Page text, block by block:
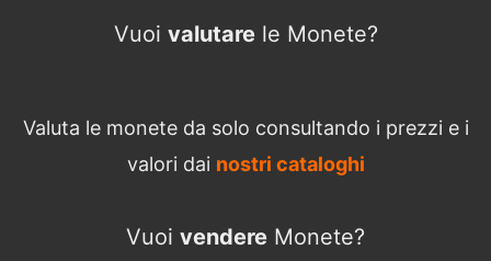
Vuoi valutarele Monete?
Valuta le monete da solo consultando i prezzi e i
valori dai nostri cataloghi
Vuoi vendere Monete?